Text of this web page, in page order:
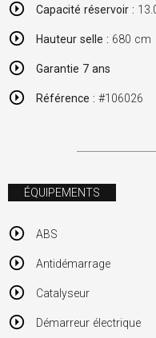
Capacité réservoir :
Hauteur selle : 680 cm
Garantie 7 ans
Référence : #106026
ÉQUIPEMENTS
ABS
Antidémarrage
Catalyseur
Démarreur électrique